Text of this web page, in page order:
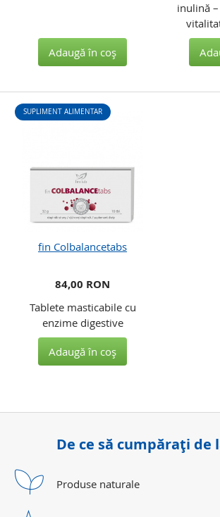
Adaugă în coş
inulină
fin Colbalancetabs
SUPLIMENT ALIMENTAR
84,00 RON
Tablete masticabile cu
enzime digestive
Adaugă în coş
De ce să cumpăraţi de
Produse naturale